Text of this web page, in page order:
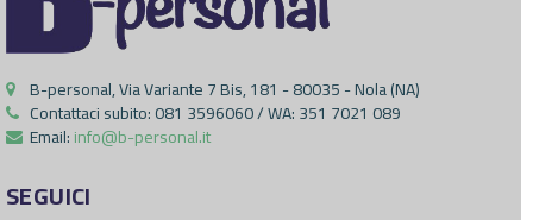
B-personal, Via Variante 7 Bis, 181 - 80035 - Nola (NA)
Contattaci subito:081 3596060 / WA: 351 7021 089
Email:info@b-personal.it
SEGUICI